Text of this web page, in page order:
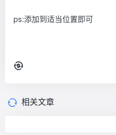
ps:添加到适当位置即可
相关文章